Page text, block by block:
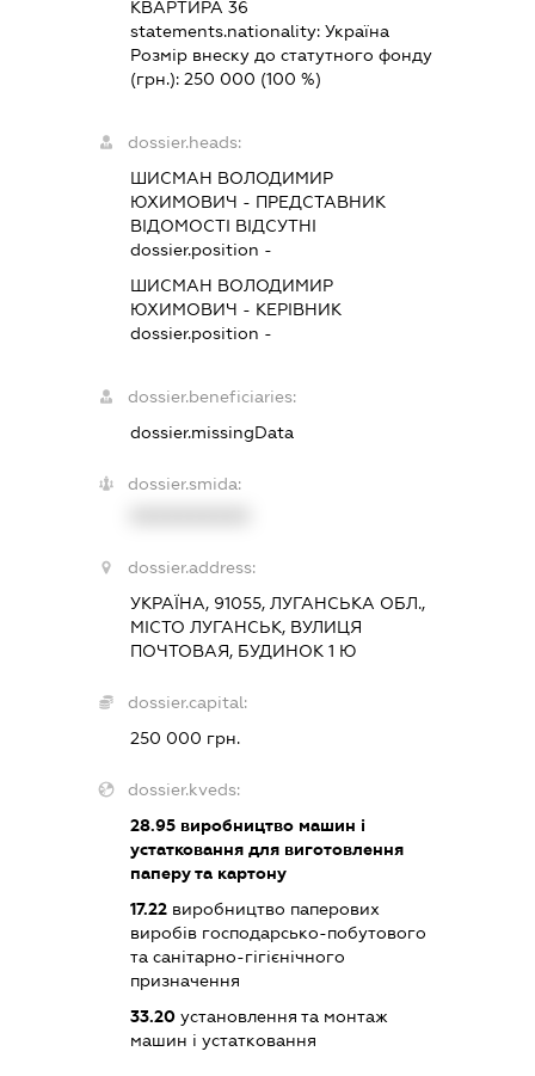
КВАРТИРА 36
statements.nationality:Україна
Розмір внеску до статутного фонду
(грн.):250 000 (100 %)
dossier.heads:
ШИСМАН ВОЛОДИМИР
ЮХИМОВИЧ - ПРЕДСТАВНИК
ВІДОМОСТІ ВІДСУТНІ
dossier.position -
ШИСМАН ВОЛОДИМИР
ЮХИМОВИЧ - КЕРІВНИК
dossier.position -
dossier.beneficiaries:
dossier.missingData
dossier.smida:
dossier.address:
УКРАЇНА, 91055, ЛУГАНСЬКА ОБЛ.,
МІСТО ЛУГАНСЬК, ВУЛИЦЯ
ПОЧТОВАЯ, БУДИНОК 1 Ю
dossier.capital:
250 000 грн.
dossier.kveds:
28.95 виробництво машин і
устатковання для виготовлення
паперу та картону
17.22 виробництво паперових
виробів господарсько-побутового
та санітарно-гігієнічного
призначення
33.20 установлення та монтаж
машин і устатковання